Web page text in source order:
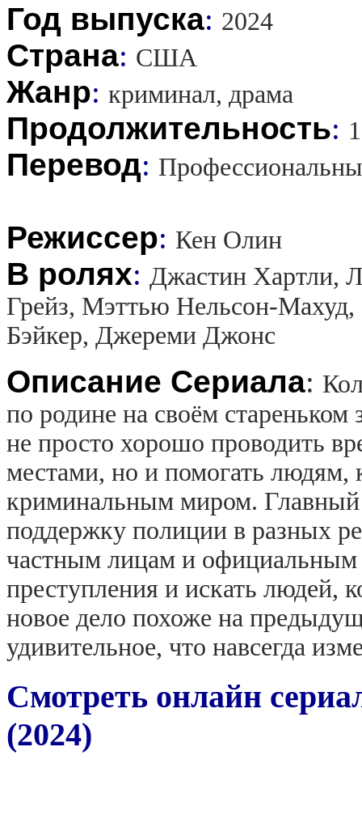
Год выпуска: 2024
Страна: США
Жанр: криминал, драма
Продолжительность:
Перевод:
Режиссер: Кен Олин
В ролях: Джастин Хартли,
Грейз, Мэттью Нельсон-
Бэйкер, Джереми Джонс
Описание Сериала:
по родине на своём
не просто хорошо проводить
местами, но и помогать людям,
криминальным миром.
поддержку полиции в разных
частным лицам и
преступления и искать людей,
новое дело похоже на
удивительное, что навсегда
Смотреть онлайн
(2024)